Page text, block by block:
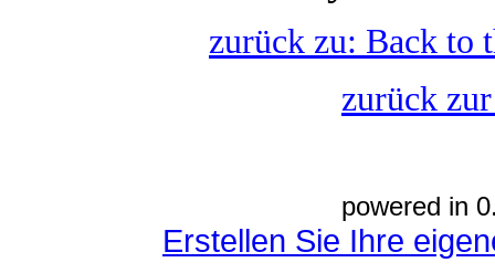
zurück zu: Back to
zurück
powered in
Erstellen Sie Ihre